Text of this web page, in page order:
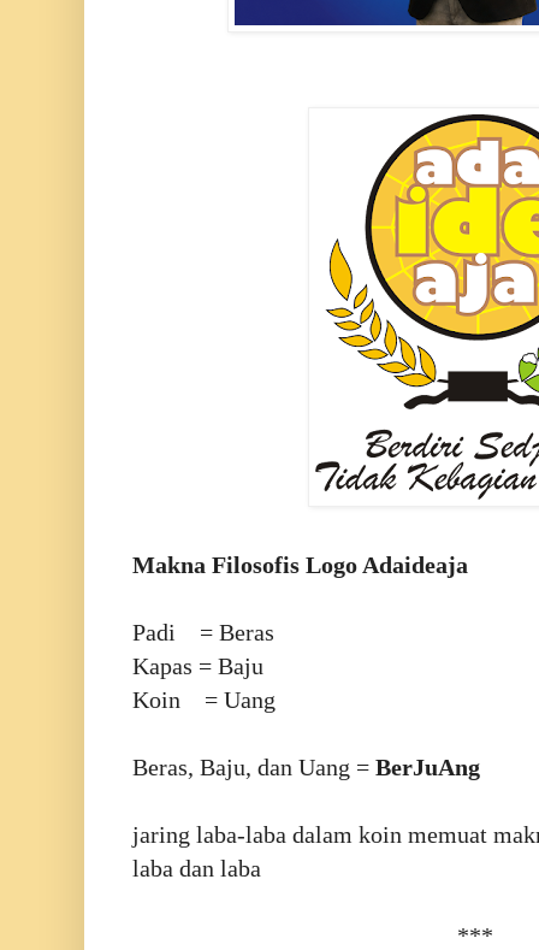
Makna Filosofis Logo Adaideaja
Padi = Beras
Kapas = Baju
Koin = Uang
Beras, Baju, dan Uang = BerJuAng
jaring laba-laba dalam koin memuat
laba dan laba
***